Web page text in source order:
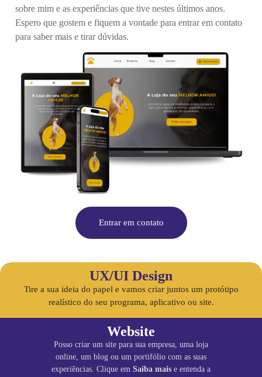
sobre mim e as experiências que tive nestes últimos anos.
Espero que gostem e fiquem a vontade para entrar em contato
para saber mais e tirar dúvidas.
Entrar em contato
UX/UI Design
Tire a sua ideia do papel e vamos criar juntos um protótipo
realístico do seu programa, aplicativo ou site.
Website
Posso criar um site para sua empresa, uma loja
online, um blog ou um portifólio com as suas
experiências. Clique em Saiba mais e entenda a